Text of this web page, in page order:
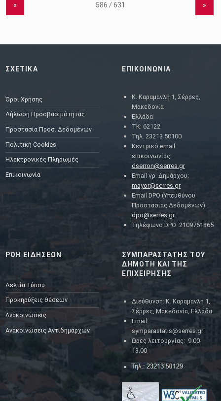
« »
ΣΧΕΤΙΚΑ
Όροι Χρήσης
Δήλωση Προσβασιμότητας
Προστασία Προσ. Δεδομένων
Πολιτική Cookies
Ηλεκτρονικές Πληρωμές
Επικοινωνία
ΕΠΙΚΟΙΝΩΝΙΑ
Κ. Καραμανλή 1, Σέρρες,
Μακεδονία
Ελλάδα
ΤΚ: 62122
Τηλ. 23213 50100
Κεντρικό email
επικοινωνίας:
dserron@serres.gr
Email γρ. Δημάρχου:
mayor@serres.gr
Email DPO (Υπευθύνου
Προστασίας Δεδομένων):
dpo@serres.gr
Τηλέφωνο DPO: 2109761865
ΡΟΗ ΕΙΔΗΣΕΩΝ
Δελτία Τύπου
Προκηρύξεις θέσεων
Ανακοινώσεις
Ανακοινώσεις Αντιδημάρχων
ΣΥΜΠΑΡΑΣΤΑΤΗΣ ΤΟΥ
ΔΗΜΟΤΗ ΚΑΙ ΤΗΣ
ΕΠΙΧΕΙΡΗΣΗΣ
Διεύθυνση: Κ. Καραμανλή 1,
Σέρρες, Μακεδονία, Ελλάδα
Email:
symparastatis@serres.gr
Ώρες λειτουργίας: 9.00-
13.00